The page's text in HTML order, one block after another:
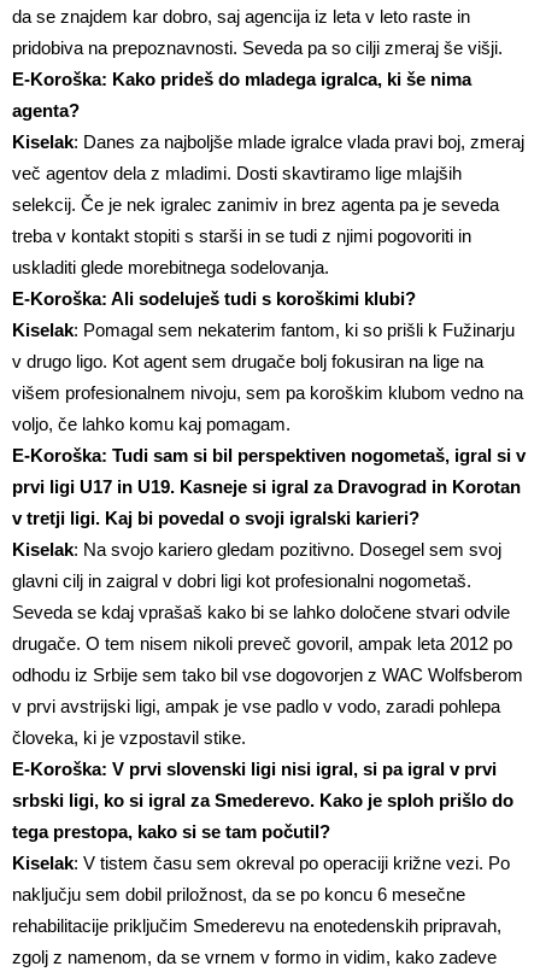
da se znajdem kar dobro, saj agencija iz leta v leto raste in
pridobiva na prepoznavnosti. Seveda pa so cilji zmeraj še višji.
E-Koroška: Kako prideš do mladega igralca, ki še nima
agenta?
Kiselak: Danes za najboljše mlade igralce vlada pravi boj, zmeraj
več agentov dela z mladimi. Dosti skavtiramo lige mlajših
selekcij. Če je nek igralec zanimiv in brez agenta pa je seveda
treba v kontakt stopiti s starši in se tudi z njimi pogovoriti in
uskladiti glede morebitnega sodelovanja.
E-Koroška: Ali sodeluješ tudi s koroškimi klubi?
Kiselak: Pomagal sem nekaterim fantom, ki so prišli k Fužinarju
v drugo ligo. Kot agent sem drugače bolj fokusiran na lige na
višem profesionalnem nivoju, sem pa koroškim klubom vedno na
voljo, če lahko komu kaj pomagam.
E-Koroška: Tudi sam si bil perspektiven nogometaš, igral si v
prvi ligi U17 in U19. Kasneje si igral za Dravograd in Korotan
v tretji ligi. Kaj bi povedal o svoji igralski karieri?
Kiselak: Na svojo kariero gledam pozitivno. Dosegel sem svoj
glavni cilj in zaigral v dobri ligi kot profesionalni nogometaš.
Seveda se kdaj vprašaš kako bi se lahko določene stvari odvile
drugače. O tem nisem nikoli preveč govoril, ampak leta 2012 po
odhodu iz Srbije sem tako bil vse dogovorjen z WAC Wolfsberom
v prvi avstrijski ligi, ampak je vse padlo v vodo, zaradi pohlepa
človeka, ki je vzpostavil stike.
E-Koroška: V prvi slovenski ligi nisi igral, si pa igral v prvi
srbski ligi, ko si igral za Smederevo. Kako je sploh prišlo do
tega prestopa, kako si se tam počutil?
Kiselak: V tistem času sem okreval po operaciji križne vezi. Po
naključju sem dobil priložnost, da se po koncu 6 mesečne
rehabilitacije priključim Smederevu na enotedenskih pripravah,
zgolj z namenom, da se vrnem v formo in vidim, kako zadeve